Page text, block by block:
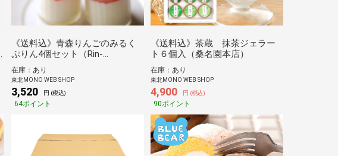
《送料込》青森りんごのみるく
ぷりん4個セット（Rin-
55Aomori）
在庫：あり
東北MONO WEB SHOP
3,520 円 (税込)
64ポイント
《送料込》茶蔵 抹茶ジェラー
ト６個入（桑名園本店）
在庫：あり
東北MONO WEB SHOP
4,900 円 (税込)
90ポイント